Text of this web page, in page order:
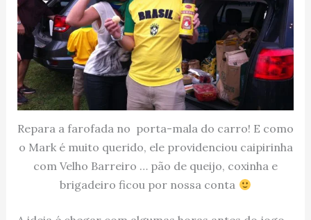
Repara a farofada no porta-mala do carro! E como
o Mark é muito querido, ele providenciou caipirinha
com Velho Barreiro … pão de queijo, coxinha e
brigadeiro ficou por nossa conta